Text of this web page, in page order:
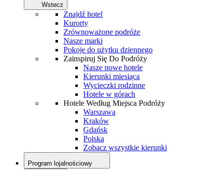
Wstecz
Znajdź hotel
Kurorty
Zrównoważone podróże
Nasze marki
Pokoje do użytku dziennego
Zainspiruj Się Do Podróży
Nasze nowe hotele
Kierunki miesiąca
Wycieczki rodzinne
Hotele w górach
Hotele Według Miejsca Podróży
Warszawa
Kraków
Gdańsk
Polska
Zobacz wszystkie kierunki
Program lojalnościowy